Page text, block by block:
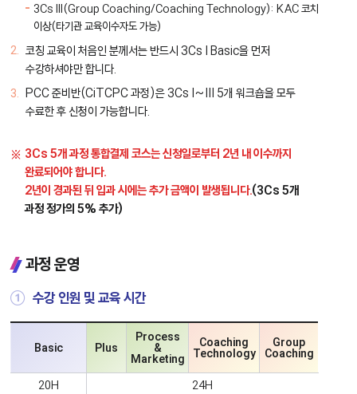
(40H)
CiTCPC
취득
(총
156시간)
3Cs III(Group Coaching/Coaching Technology): KAC 코치
이상(타기관 교육이수자도 가능)
코칭 교육이 처음인 분께서는 반드시 3Cs I Basic을 먼저
수강하셔야만 합니다.
PCC 준비반(CiTCPC 과정)은 3Cs I~III 5개 워크숍을 모두
수료한 후 신청이 가능합니다.
3Cs 5개 과정 통합결제 코스는 신청일로부터 2년 내 이수까지
완료되어야 합니다.
2년이 경과된 뒤 입과 시에는 추가 금액이 발생됩니다.(3Cs 5개
과정 정가의 5% 추가)
과정 운영
① 수강 인원 및 교육 시간
Basic Plus
Process
&
Marketing
Coaching
Technology
Group
Coaching
20H
24H